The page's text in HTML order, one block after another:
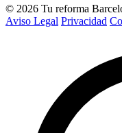
© 2026 Tu reforma
Aviso Legal Privacidad